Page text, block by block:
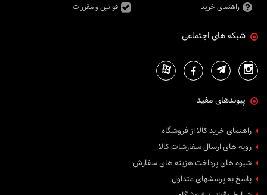
راهنمای خرید
قوانین و مقررات
شبکه های اجتماعی
پیوندهای مفید
راهنمای خرید کالا از فروشگاه
رویه های ارسال سفارشات کالا
شیوه های پرداخت هزینه های سفارش
پاسخ به پرسشهای متداول